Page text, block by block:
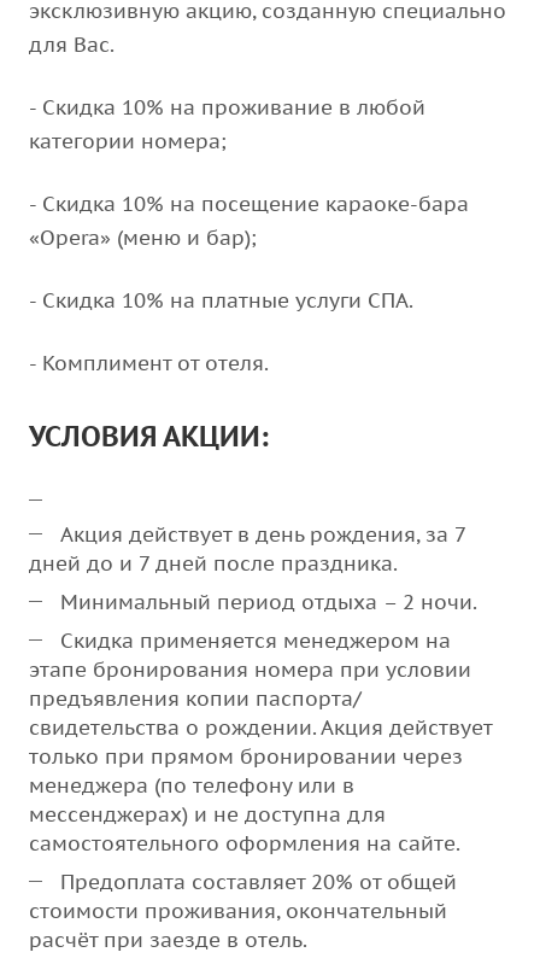
эксклюзивную акцию, созданную специально
для Вас.
- Скидка 10% на проживание в любой
категории номера;
- Скидка 10% на посещение караоке-бара
«Opera» (меню и бар);
- Скидка 10% на платные услуги СПА.
- Комплимент от отеля.
УСЛОВИЯ АКЦИИ:
Акция действует в день рождения, за 7
дней до и 7 дней после праздника.
Минимальный период отдыха – 2 ночи.
Скидка применяется менеджером на
этапе бронирования номера при условии
предъявления копии паспорта/
свидетельства о рождении. Акция действует
только при прямом бронировании через
менеджера (по телефону или в
мессенджерах) и не доступна для
самостоятельного оформления на сайте.
Предоплата составляет 20% от общей
стоимости проживания, окончательный
расчёт при заезде в отель.